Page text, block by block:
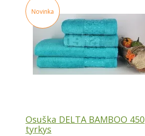
Novinka
Osuška DELTA BAMBOO 450
tyrkys